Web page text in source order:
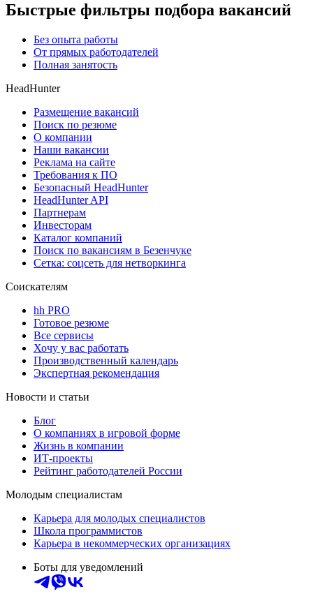
Быстрые фильтры подбора вакансий
Без опыта работы
От прямых работодателей
Полная занятость
HeadHunter
Размещение вакансий
Поиск по резюме
О компании
Наши вакансии
Реклама на сайте
Требования к ПО
Безопасный HeadHunter
HeadHunter API
Партнерам
Инвесторам
Каталог компаний
Поиск по вакансиям в Безенчуке
Сетка: соцсеть для нетворкинга
Соискателям
hh PRO
Готовое резюме
Все сервисы
Хочу у вас работать
Производственный календарь
Экспертная рекомендация
Новости и статьи
Блог
О компаниях в игровой форме
Жизнь в компании
ИТ-проекты
Рейтинг работодателей России
Молодым специалистам
Карьера для молодых специалистов
Школа программистов
Карьера в некоммерческих организациях
Боты для уведомлений